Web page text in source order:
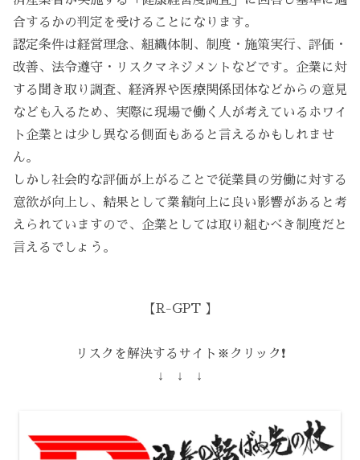
合するかの判定を受けることになります。
認定条件は経営理念、組織体制、制度・施策実行、評価・
改善、法令遵守・リスクマネジメントなどです。企業に対
する聞き取り調査、経済界や医療関係団体などからの意見
なども入るため、実際に現場で働く人が考えているホワイ
ト企業とは少し異なる側面もあると言えるかもしれませ
ん。
しかし社会的な評価が上がることで従業員の労働に対する
意欲が向上し、結果として業績向上に良い影響があると考
えられていますので、企業としては取り組むべき制度だと
言えるでしょう。
【R-GPT 】
リスクを解決するサイト※クリック❗️
↓ ↓ ↓